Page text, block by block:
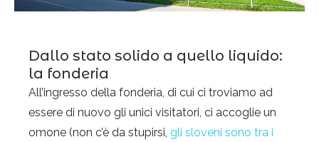
Dallo stato solido a quello liquido:
la fonderia
All’ingresso della fonderia, di cui ci troviamo ad
essere di nuovo gli unici visitatori, ci accoglie un
omone (non c’è da stupirsi, gli sloveni sono tra i